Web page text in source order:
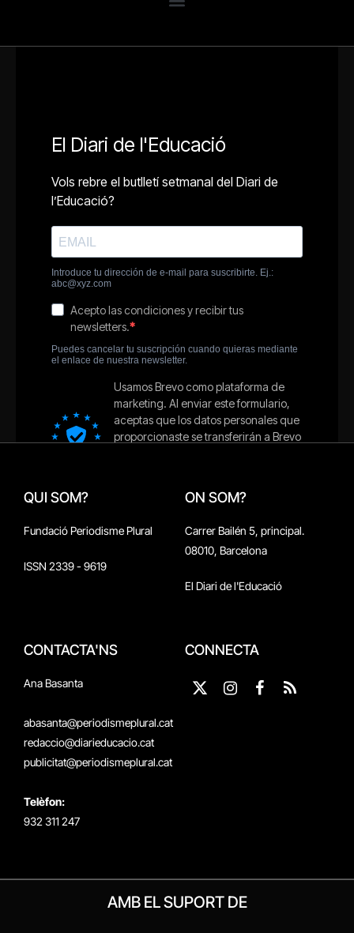
QUI SOM?
Fundació Periodisme Plural
ISSN 2339 - 9619
ON SOM?
Carrer Bailén 5, principal.
08010, Barcelona
El Diari de l'Educació
CONTACTA'NS
Ana Basanta
abasanta@periodismeplural.cat
redaccio@diarieducacio.cat
publicitat@periodismeplural.cat
Telèfon:
932 311 247
CONNECTA
X
Instagram
Facebook
RSS
AMB EL SUPORT DE